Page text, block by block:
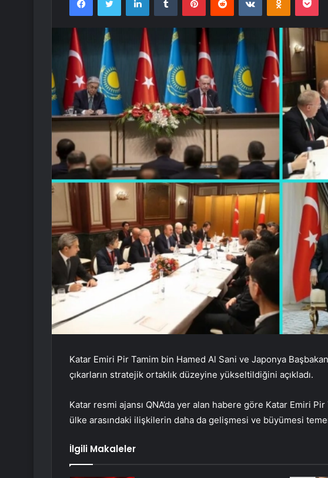
Katar Emiri Pir Tamim bin Hamed Al Sani ve Japonya
çıkarların stratejik ortaklık düzeyine yükseltildiğini açıkladı.
Katar resmi ajansı QNA’da yer alan habere göre Katar Emiri
ülke arasındaki ilişkilerin daha da gelişmesi ve büyümesi
İlgili Makaleler